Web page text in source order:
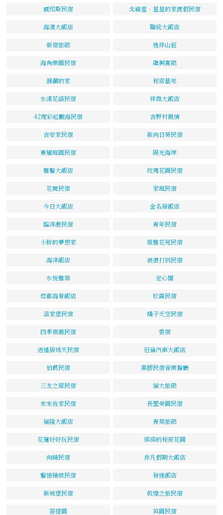
威尼斯民宿 北極星．星星的家渡假民宿
海濱大飯店 聯統大飯店
新宿旅館 逸祥山莊
海角樂園民宿 龍興賓館
洄瀾的家 秘密基地
水漾花語民宿 祥鼎大飯店
42度彩虹觀海民宿 吉野村風情
吉安家民宿 新向日葵民宿
東耀庭園民宿 陽光海岸
雅馨大飯店 玫瑰花園民宿
花崗民宿 家庭民宿
今日大飯店 金名居飯店
臨洋港民宿 青年民宿
小胖的夢想家 薇雅花苑民宿
海洋飯店 被浪打到民宿
水悅雅築 定心閣
亞都海景飯店 松露民宿
溫家堡民宿 橘子天空民宿
四季微風民宿 雲宿
逍遙居透天民宿 冠倫汽車大飯店
伯爵民宿 黑膠民宿音樂餐廳
三友之屋民宿 福大旅館
來來我家民宿 長聖榮園民宿
福隆大飯店 青葉旅館
花蓮好好玩民宿 瑛瑛的秘密花園
向晴民宿 非凡假期大飯店
馨憶精緻民宿 發達飯店
新城堡民宿 敦煌之旅民宿
菩提園 英園民宿